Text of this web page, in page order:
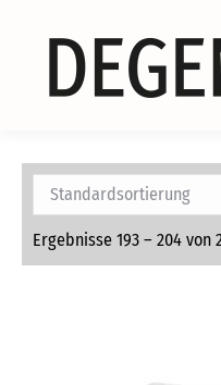
Ergebnisse 193 – 204